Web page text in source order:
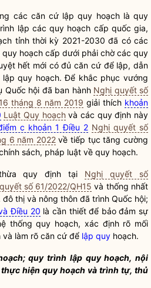
các căn cứ lập quy hoạch là quy
lập các quy hoạch cấp quốc gia,
tỉnh thời kỳ 2021-2030 đã có các
hoạch cấp dưới phải chờ các quy
hết mới có đủ căn cứ để lập, dẫn
lập quy hoạch. Để khắc phục vướng
Quốc hội đã ban hành Nghị quyết số
tháng 8 năm 2019 giải thích khoản
Luật Quy hoạchvà các quy định này
c khoản 1 Điều 2 Nghị quyết số
6 năm 2022về tiếp tục tăng cường
sách, pháp luật về quy hoạch.
quy định tại Nghị quyết số
số 61/2022/QH15 và thống nhất
đô thị và nông thôn đã trình Quốc hội;
Điều 20 là cần thiết để bảo đảm sự
thống quy hoạch, xác định rõ mối
làm rõ căn cứ để lập quy hoạch.
quy trình lập quyhoạch, nội
hiện quy hoạch và trình tự, thủ